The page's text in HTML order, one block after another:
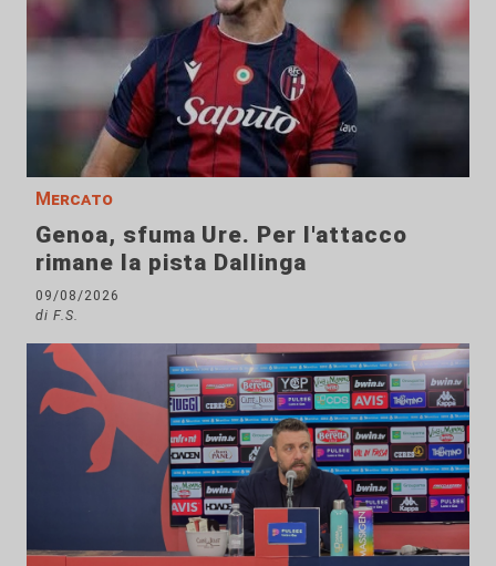
Mercato
Genoa, sfuma Ure. Per l'attacco
rimane la pista Dallinga
09/08/2026
di F.S.